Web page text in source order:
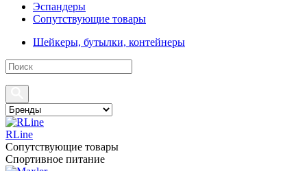
Эспандеры
Сопутствующие товары
Шейкеры, бутылки, контейнеры
RLine
Сопутствующие товары
Спортивное питание